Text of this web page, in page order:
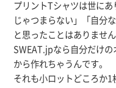
プリントTシャツは世に
じゃつまらない」「自分
と思ったことはありませ
SWEAT.jpなら自分だけ
から作れちゃうんです。
それも小ロットどころか